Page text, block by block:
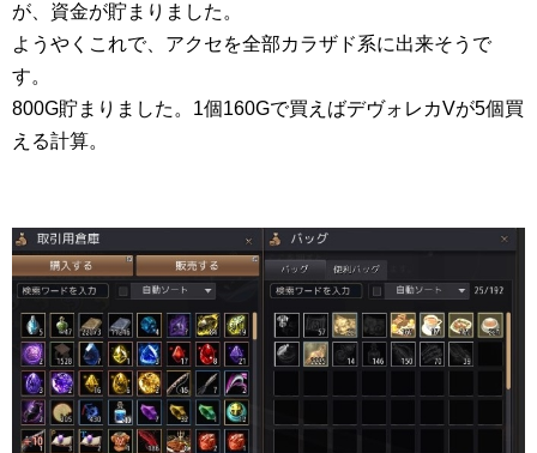
が、資金が貯まりました。
ようやくこれで、アクセを全部カラザド系に出来そうで
す。
800G貯まりました。1個160Gで買えばデヴォレカVが5個買
える計算。